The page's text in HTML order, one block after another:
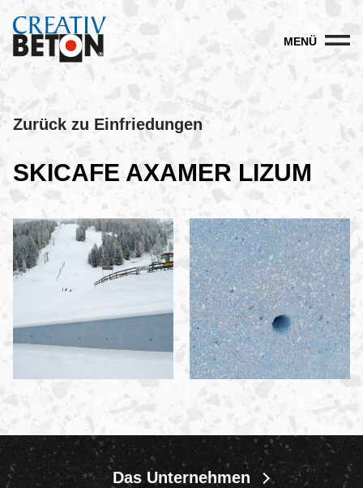
MENÜ
Zurück zu Einfriedungen
SKICAFE AXAMER LIZUM
Das Unternehmen